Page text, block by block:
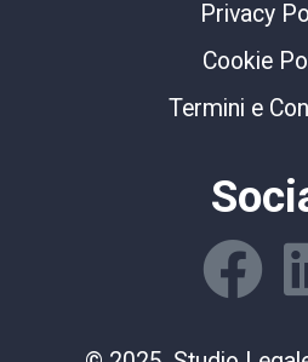
Privacy
Cookie
Termini e